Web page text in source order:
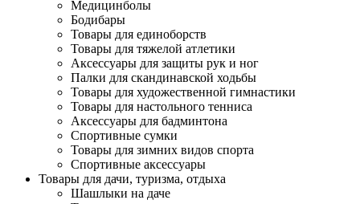
Медицинболы
Бодибары
Товары для единоборств
Товары для тяжелой атлетики
Аксессуары для защиты рук и ног
Палки для скандинавской ходьбы
Товары для художественной гимнастики
Товары для настольного тенниса
Аксессуары для бадминтона
Спортивные сумки
Товары для зимних видов спорта
Спортивные аксессуары
Товары для дачи, туризма, отдыха
Шашлыки на даче